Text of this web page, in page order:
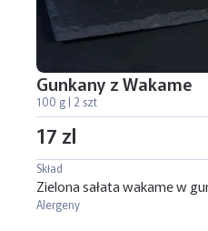
Gunkany z Wakame
100 g | 2 szt
17 zl
Skład
Zielona sałata wakame w
Alergeny